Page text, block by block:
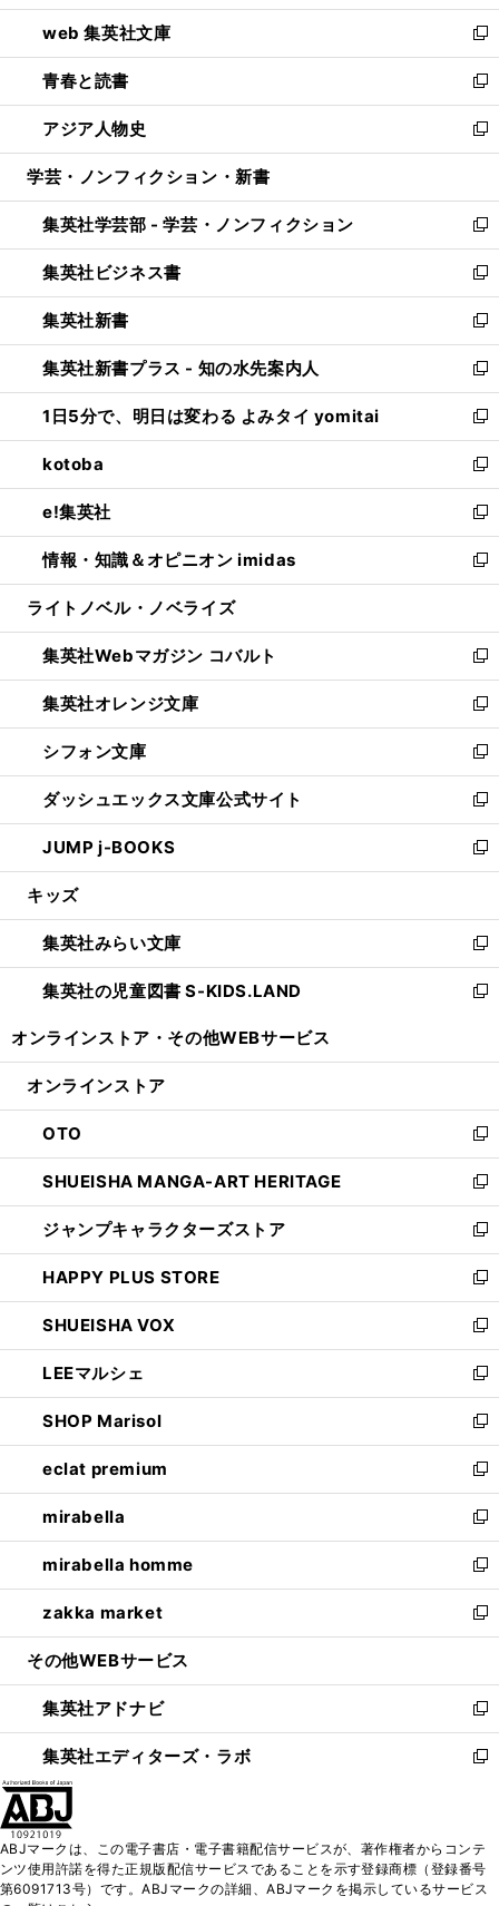
ン
ド
ウ
で
開
く
ウ
ィ
ン
ド
ウ
で
開
し
い
ウ
ィ
ン
ド
ウ
開
く
web 集英社文庫
新
し
い
ウ
ィ
ン
ウ
で
開
く
青春と読書
新
し
い
ウ
ン
ド
ウ
で
開
く
アジア人物史
新
し
ウ
ィ
ン
ド
ウ
で
開
く
学芸・ノンフィクション・新書
集英社学芸部 - 学芸・ノンフィクション
新
し
い
ウ
ィ
ン
ド
ウ
で
開
く
集英社ビジネス書
新
し
い
ウ
ィ
ン
ド
ウ
で
開
く
集英社新書
新
し
い
ウ
ィ
ン
ド
ウ
で
開
く
集英社新書プラス - 知の水先案内人
新
し
い
ウ
ィ
ン
ド
ウ
で
開
1日5分で、明日は変わる よみタイ yomitai
新
し
い
ウ
ィ
ン
ド
ウ
開
く
kotoba
新
し
い
ウ
ィ
ン
ウ
で
開
く
e!集英社
新
し
い
ウ
ン
ド
ウ
で
開
く
情報・知識＆オピニオン imidas
新
し
ウ
ィ
ン
ド
ウ
で
開
く
ライトノベル・ノベライズ
集英社Webマガジン コバルト
新
し
い
ウ
ィ
ン
ド
ウ
で
開
集英社オレンジ文庫
新
し
い
ウ
ィ
ン
ド
ウ
開
く
シフォン文庫
新
し
い
ウ
ィ
ン
ウ
で
開
く
ダッシュエックス文庫公式サイト
新
し
い
ウ
ン
ド
ウ
で
JUMP j-BOOKS
新
し
ウ
ィ
ン
ド
開
キッズ
集英社みらい文庫
新
し
い
ン
ウ
で
開
く
集英社の児童図書 S-KIDS.LAND
新
ウ
ン
ド
ウ
で
開
く
オンラインストア・ その他WEBサービス
オンラインストア
OTO
新
し
い
ウ
ィ
ン
ド
ウ
で
開
く
SHUEISHA MANGA-ART HERITAGE
新
し
い
ウ
ィ
ン
ド
ウ
で
開
く
ジャンプキャラクターズストア
新
し
い
ウ
ィ
ン
ド
ウ
で
開
く
HAPPY PLUS STORE
新
し
い
ウ
ィ
ン
ド
ウ
で
開
く
SHUEISHA VOX
新
し
い
ウ
ィ
ン
ド
ウ
で
開
く
LEEマルシェ
新
し
い
ウ
ィ
ン
ド
ウ
で
開
く
SHOP Marisol
新
し
い
ウ
ィ
ン
ド
ウ
で
開
eclat premium
新
し
い
ウ
ィ
ン
ド
ウ
開
く
mirabella
新
し
い
ウ
ィ
ン
ウ
で
開
く
mirabella homme
新
し
い
ウ
ン
ド
ウ
で
zakka market
新
し
ウ
ィ
ン
ド
く
その他WEBサービス
集英社アドナビ
新
し
い
ド
ウ
で
集英社エディターズ・ラボ
新
ィ
ン
ド
ABJマークは、この電子書店・電子書籍配信サービスが、著作権者からコンテ
ンツ使用許諾を得た正規版配信サービスであることを示す登録商標（登録番号
第6091713号）です。ABJマークの詳細、ABJマークを掲示しているサービス